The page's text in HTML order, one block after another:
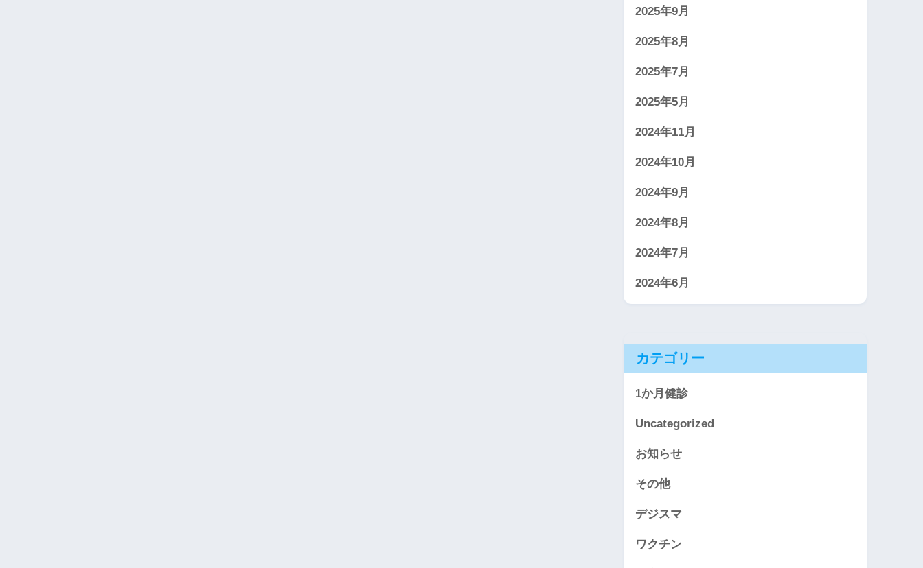
2025年9月
2025年8月
2025年7月
2025年5月
2024年11月
2024年10月
2024年9月
2024年8月
2024年7月
2024年6月
カテゴリー
1か月健診
Uncategorized
お知らせ
その他
デジスマ
ワクチン